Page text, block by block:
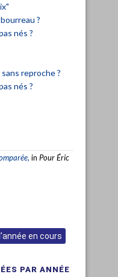
?
nés ?
reproche ?
nés ?
in Pour Éric
en cours
PAR ANNÉE